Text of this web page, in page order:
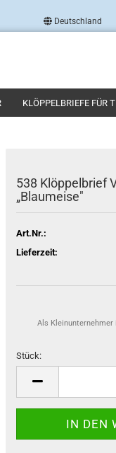
Deutschland
KLÖPPELBRIEFE FÜR
538 Klöppelbrief
„Blaumeise"
Art.Nr.:
Lieferzeit:
Als Kleinunternehmer
Stück:
Stück